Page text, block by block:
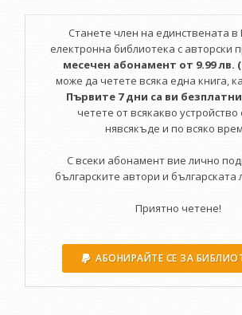
Влезлият в литературата от
книгата си прави митологията предметна
имена и образи на героите, които иначе
учебниците по история. Тодор
убийци, Ванче, Александър Василев, или
Арсений Костенцев и кой ли не още... В
времето е само фон, независимо дали
днешните бездуховни времена, или за
септември 1923 гадина, с раздорите и
свързва вековете и годините без
автора. "Църна месечина" е
ви пристрасти към следващите книги на
Станете член на единствената в
електронна библиотека с авторски
месечен абонамент от 9.99 лв.
може да четете всяка една книга,
Първите 7 дни са ви
четете от всякакво устройство
нявсякъде и по всяко
С всеки абонамент вие лично
българските автори и българската
Приятно четене!
АБОНИРАЙТЕ СЕ ЗА